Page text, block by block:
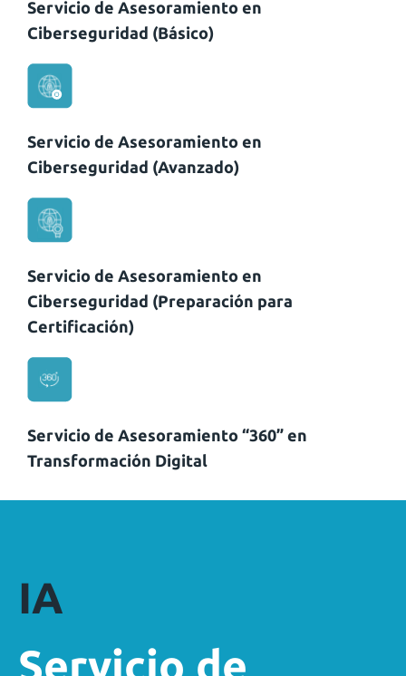
Servicio de Asesoramiento en
Ciberseguridad (Básico)
Servicio de Asesoramiento en
Ciberseguridad (Avanzado)
Servicio de Asesoramiento en
Ciberseguridad (Preparación para
Certificación)
Servicio de Asesoramiento “360” en
Transformación Digital
IA
Servicio de